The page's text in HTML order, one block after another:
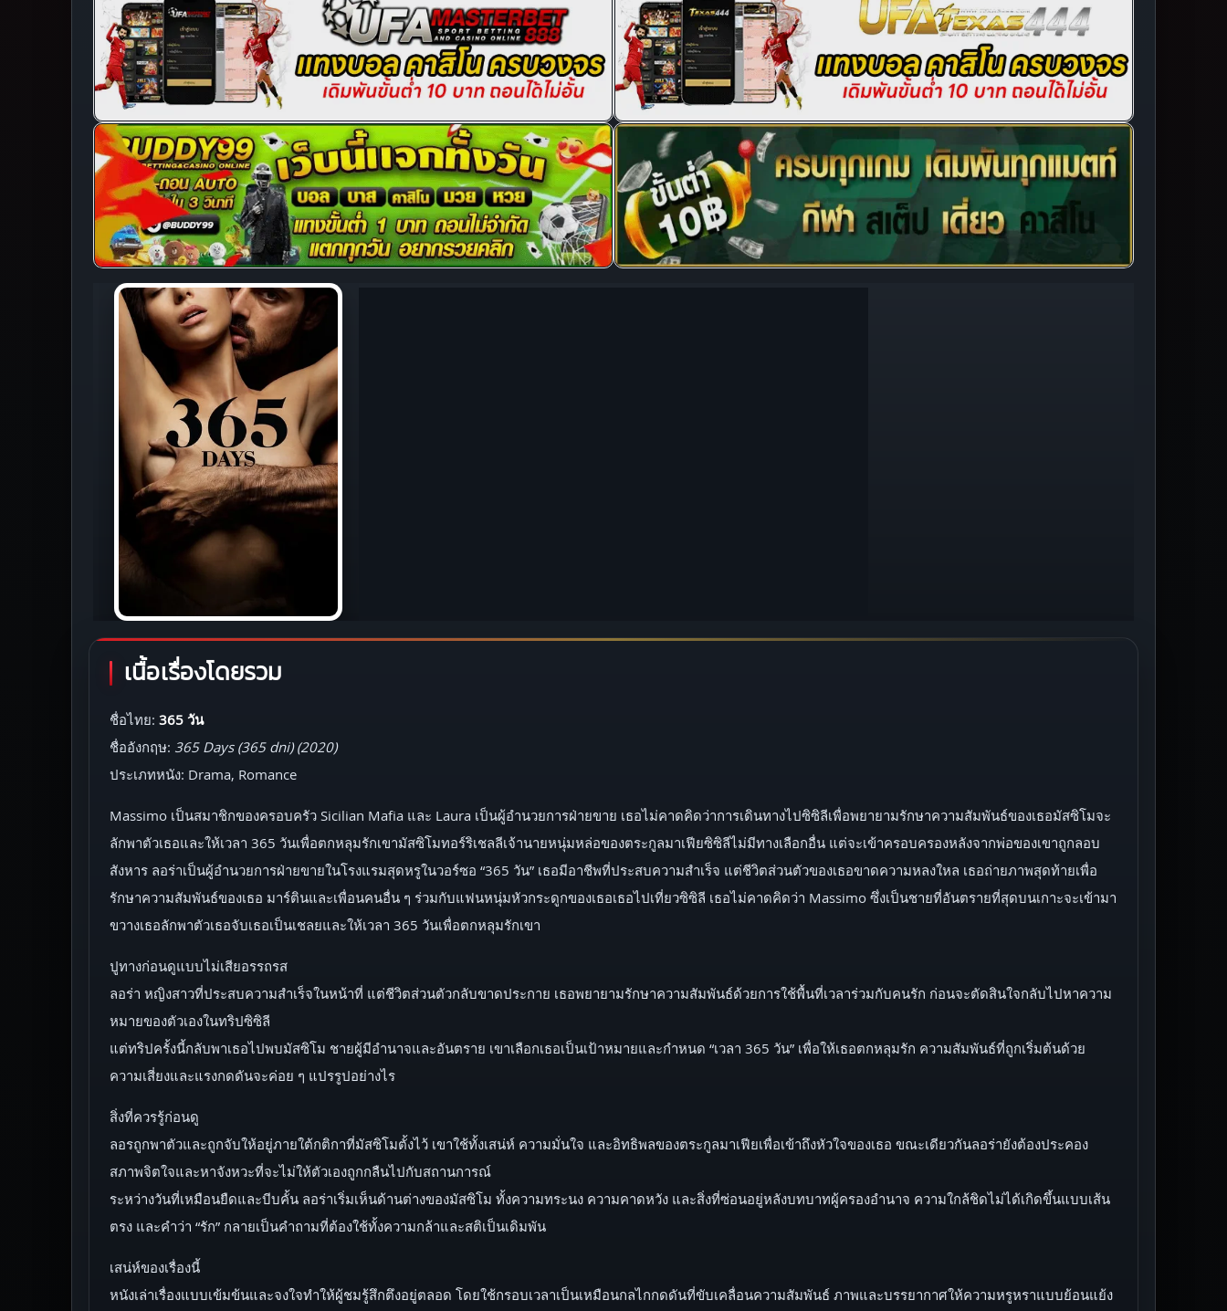
เนื้อเรื่องโดยรวม
ชื่อไทย: 365 วัน
ชื่ออังกฤษ: 365 Days (365 dni) (2020)
ประเภทหนัง: Drama, Romance
Massimo เป็นสมาชิกของครอบครัว Sicilian Mafia และ Laura เป็นผู้อำนวยการฝ่ายขาย เธอไม่คาดคิดว่าการเดินทางไปซิซิลีเพื่อพยายามรักษาความสัมพันธ์ของเธอมัสซิโมจะ
ลักพาตัวเธอและให้เวลา 365 วันเพื่อตกหลุมรักเขามัสซิโมทอร์ริเชลลีเจ้านายหนุ่มหล่อของตระกูลมาเฟียซิซิลีไม่มีทางเลือกอื่น แต่จะเข้าครอบครองหลังจากพ่อของเขาถูกลอบ
สังหาร ลอร่าเป็นผู้อำนวยการฝ่ายขายในโรงแรมสุดหรูในวอร์ซอ “365 วัน” เธอมีอาชีพที่ประสบความสำเร็จ แต่ชีวิตส่วนตัวของเธอขาดความหลงใหล เธอถ่ายภาพสุดท้ายเพื่อ
รักษาความสัมพันธ์ของเธอ มาร์ตินและเพื่อนคนอื่น ๆ ร่วมกับแฟนหนุ่มหัวกระดูกของเธอเธอไปเที่ยวซิซิลี เธอไม่คาดคิดว่า Massimo ซึ่งเป็นชายที่อันตรายที่สุดบนเกาะจะเข้ามา
ขวางเธอลักพาตัวเธอจับเธอเป็นเชลยและให้เวลา 365 วันเพื่อตกหลุมรักเขา
ปูทางก่อนดูแบบไม่เสียอรรถรส
ลอร่า หญิงสาวที่ประสบความสำเร็จในหน้าที่ แต่ชีวิตส่วนตัวกลับขาดประกาย เธอพยายามรักษาความสัมพันธ์ด้วยการใช้พื้นที่เวลาร่วมกับคนรัก ก่อนจะตัดสินใจกลับไปหาความ
หมายของตัวเองในทริปซิซิลี
แต่ทริปครั้งนี้กลับพาเธอไปพบมัสซิโม ชายผู้มีอำนาจและอันตราย เขาเลือกเธอเป็นเป้าหมายและกำหนด “เวลา 365 วัน” เพื่อให้เธอตกหลุมรัก ความสัมพันธ์ที่ถูกเริ่มต้นด้วย
ความเสี่ยงและแรงกดดันจะค่อย ๆ แปรรูปอย่างไร
สิ่งที่ควรรู้ก่อนดู
ลอรถูกพาตัวและถูกจับให้อยู่ภายใต้กติกาที่มัสซิโมตั้งไว้ เขาใช้ทั้งเสน่ห์ ความมั่นใจ และอิทธิพลของตระกูลมาเฟียเพื่อเข้าถึงหัวใจของเธอ ขณะเดียวกันลอร่ายังต้องประคอง
สภาพจิตใจและหาจังหวะที่จะไม่ให้ตัวเองถูกกลืนไปกับสถานการณ์
ระหว่างวันที่เหมือนยืดและบีบคั้น ลอร่าเริ่มเห็นด้านต่างของมัสซิโม ทั้งความทระนง ความคาดหวัง และสิ่งที่ซ่อนอยู่หลังบทบาทผู้ครองอำนาจ ความใกล้ชิดไม่ได้เกิดขึ้นแบบเส้น
ตรง และคำว่า “รัก” กลายเป็นคำถามที่ต้องใช้ทั้งความกล้าและสติเป็นเดิมพัน
เสน่ห์ของเรื่องนี้
หนังเล่าเรื่องแบบเข้มข้นและจงใจทำให้ผู้ชมรู้สึกตึงอยู่ตลอด โดยใช้กรอบเวลาเป็นเหมือนกลไกกดดันที่ขับเคลื่อนความสัมพันธ์ ภาพและบรรยากาศให้ความหรูหราแบบย้อนแย้ง